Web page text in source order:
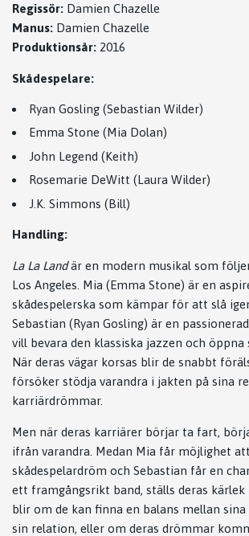
Regissör: Damien Chazelle
Manus: Damien Chazelle
Produktionsår: 2016
Skådespelare:
Ryan Gosling (Sebastian Wilder)
Emma Stone (Mia Dolan)
John Legend (Keith)
Rosemarie DeWitt (Laura Wilder)
J.K. Simmons (Bill)
Handling:
La La Landär en modern musikal som
Los Angeles. Mia (Emma Stone) är en
skådespelerska som kämpar för att slå
Sebastian (Ryan Gosling) är en
vill bevara den klassiska jazzen och öppna
När deras vägar korsas blir de snabbt
försöker stödja varandra i jakten på sina
karriärdrömmar.
Men när deras karriärer börjar ta fart,
ifrån varandra. Medan Mia får möjlighet
skådespelardröm och Sebastian får en
ett framgångsrikt band, ställs deras kärlek
blir om de kan finna en balans mellan
sin relation, eller om deras drömmar